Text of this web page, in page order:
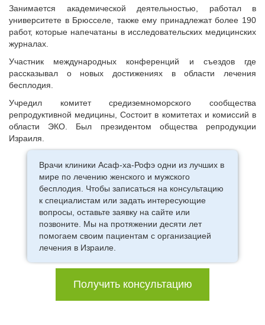
Занимается академической деятельностью, работал в
университете в Брюсселе, также ему принадлежат более 190
работ, которые напечатаны в исследовательских медицинских
журналах.
Участник международных конференций и съездов где
рассказывал о новых достижениях в области лечения
бесплодия.
Учредил комитет средиземноморского сообщества
репродуктивной медицины, Состоит в комитетах и комиссий в
области ЭКО. Был президентом общества репродукции
Израиля.
Врачи клиники Асаф-ха-Рофэ одни из лучших в
мире по лечению женского и мужского
бесплодия. Чтобы записаться на консультацию
к специалистам или задать интересующие
вопросы, оставьте заявку на сайте или
позвоните. Мы на протяжении десяти лет
помогаем своим пациентам с организацией
лечения в Израиле.
Получить консультацию